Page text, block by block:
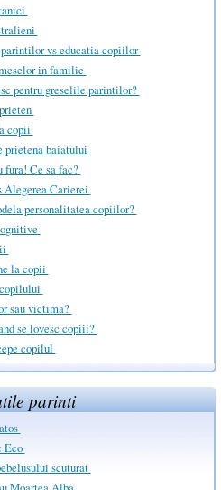
vs educatia copiilor
in familie
pentru greselile parintilor?
copii
prietena baiatului
Ce sa fac?
Alegerea Carierei
personalitatea copiilor?
la copii
sau victima?
se lovesc copiii?
copilul
parinti
Eco
scuturat